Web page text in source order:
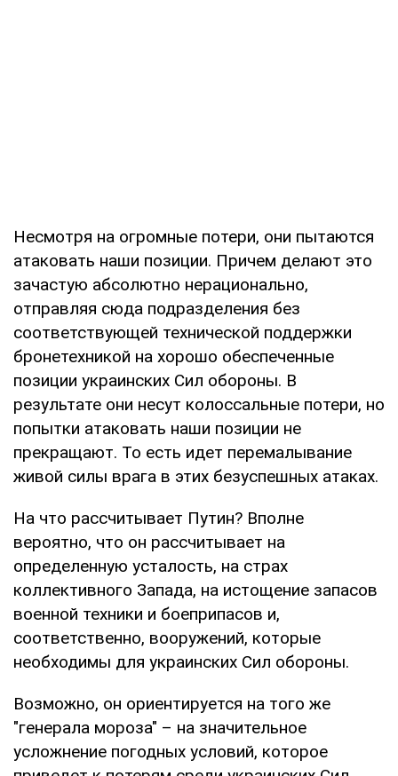
Несмотря на огромные потери, они пытаются
атаковать наши позиции. Причем делают это
зачастую абсолютно нерационально,
отправляя сюда подразделения без
соответствующей технической поддержки
бронетехникой на хорошо обеспеченные
позиции украинских Сил обороны. В
результате они несут колоссальные потери, но
попытки атаковать наши позиции не
прекращают. То есть идет перемалывание
живой силы врага в этих безуспешных атаках.
На что рассчитывает Путин? Вполне
вероятно, что он рассчитывает на
определенную усталость, на страх
коллективного Запада, на истощение запасов
военной техники и боеприпасов и,
соответственно, вооружений, которые
необходимы для украинских Сил обороны.
Возможно, он ориентируется на того же
"генерала мороза" – на значительное
усложнение погодных условий, которое